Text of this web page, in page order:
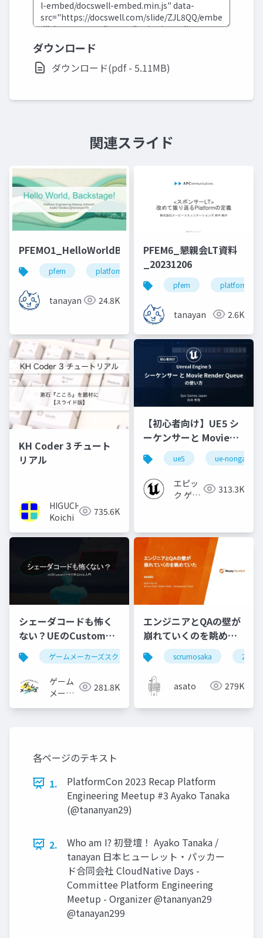
ダウンロード
ダウンロード(pdf - 5.11MB)
関連スライド
PFEMO1_HelloWorldBackstage_20240322
pfem platform engineering
tanayan 24.8K
PFEM6_懇親会LT資料
_20231206
pfem platform
tanayan 2.6K
KH Coder 3 チュート
リアル
HIGUCHI
Koichi
735.6K
【初心者向け】UE5 シ
ーケンサーと Movie
Render Queue の使い
方【Cinematic Dive
2023】
ue5 ue-nongame
エピッ
ク ゲー
313.3K
シェーダコードも怖く
ない？UEのCustomノ
ードで学ぶHLSL入門
ゲームメーカーズスクランブル ゲーム制作 ue5
ゲーム
メーカ
281.8K
エンジニアとQAの壁が
崩れていくのを眺めて
いた #scrumosaka
scrumosaka 2024
asato 279K
各ページのテキスト
1.
PlatformCon 2023 Recap Platform
Engineering Meetup #3 Ayako Tanaka
(@tananyan29)
2.
Who am I? 初登壇！ Ayako Tanaka /
tanayan 日本ヒューレット・パッカー
ド合同会社 CloudNative Days -
Committee Platform Engineering
Meetup - Organizer @tananyan29
@tanayan299